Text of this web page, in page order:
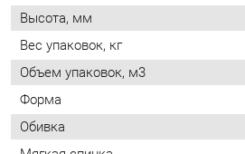
Мягкая спинка
Упор для ног
Возможность регулировать глубину
сиденья
Стиль
Мягкое сиденье